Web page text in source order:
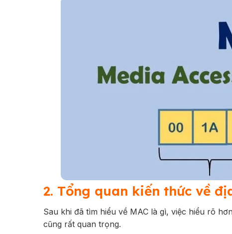
2. Tổng quan kiến thức về
Sau khi đã tìm hiểu về MAC là gì, việc hiểu rõ
cũng rất quan trọng.